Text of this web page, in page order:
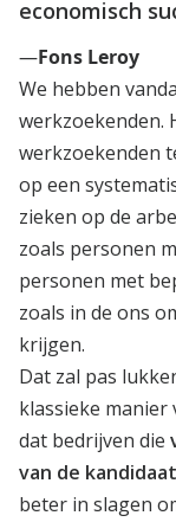
economisch
—Fons Leroy
We hebben
werkzoekenden.
werkzoekenden
op een
zieken op de
zoals personen
personen met
zoals in de ons
krijgen.
Dat zal pas
klassieke manier
dat bedrijven die
van de kandidaat
beter in slagen